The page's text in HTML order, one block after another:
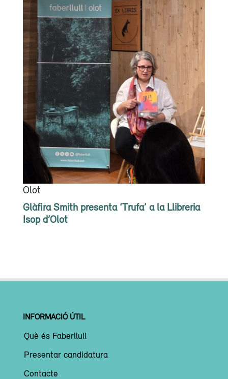
Olot
Glàfira Smith presenta ‘Trufa’ a la Llibreria
Isop d’Olot
INFORMACIÓ ÚTIL
Què és Faberllull
Presentar candidatura
Contacte